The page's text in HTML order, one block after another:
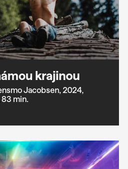
krajinou
Jacobsen, 2024,
83 min.